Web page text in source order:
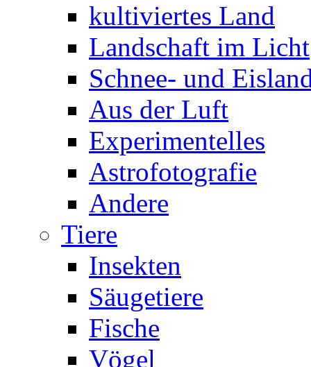
kultiviertes Land
Landschaft im Licht
Schnee- und
Aus der Luft
Experimentelles
Astrofotografie
Andere
Tiere
Insekten
Säugetiere
Fische
Vögel